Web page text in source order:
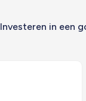
Investeren in een